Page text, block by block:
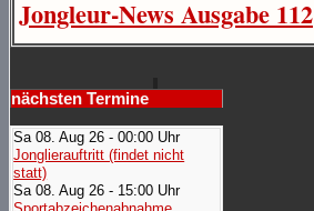
Jongleur-News Ausgabe 112
nächsten Termine
Sa 08. Aug 26 - 00:00 Uhr
Jonglierauftritt (findet nicht
statt)
Sa 08. Aug 26 - 15:00 Uhr